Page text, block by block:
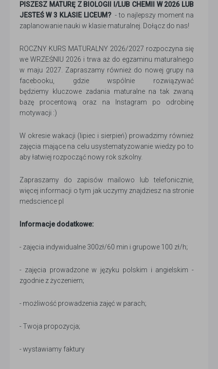
PISZESZ MATURĘ Z BIOLOGII I/LUB CHEMII W 2026 LUB
JESTEŚ W 3 KLASIE LICEUM? - to najlepszy moment na
zaplanowanie nauki w klasie maturalnej. Dołącz do nas!
ROCZNY KURS MATURALNY 2026/2027 rozpoczyna się
we WRZEŚNIU 2026 i trwa aż do egzaminu maturalnego
w maju 2027. Zapraszamy również do nowej grupy na
facebooku, gdzie wspólnie rozwiązywać
będziemy kluczowe zadania maturalne na tak zwaną
bazę procentową oraz na Instagram po odrobinę
motywacji :)
W okresie wakacji (lipiec i sierpień) prowadzimy również
zajęcia mające na celu usystematyzowanie wiedzy po to
aby łatwiej rozpocząć nowy rok szkolny.
Zapraszamy do zapisów mailowo lub telefonicznie,
więcej informacji o tym jak uczymy znajdziesz na stronie
medscience pl
Informacje dodatkowe:
- zajęcia indywidualne 300zł/60 min i grupowe 100 zł/h;
- zajęcia prowadzone w języku polskim i angielskim -
zgodnie z życzeniem;
- możliwość prowadzenia zajęć w parach;
- Twoja propozycja;
- wystawiamy faktury